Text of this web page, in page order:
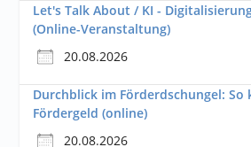
Let's Talk About / KI -
(Online-Veranstaltung)
20.08.2026
Durchblick im Förderdschungel: So
Fördergeld (online)
20.08.2026